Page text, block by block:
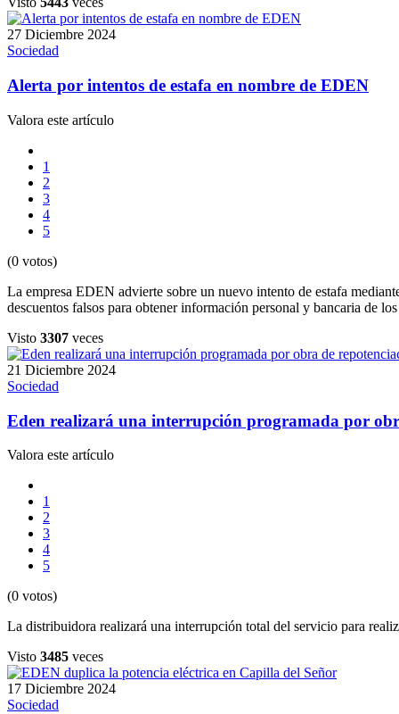
27 Diciembre 2024
Sociedad
Alerta por intentos de estafa en nombre de EDEN
Valora este artículo
1
2
3
4
5
(0 votos)
La empresa EDEN advierte sobre un nuevo intento de estafa
descuentos falsos para obtener información personal y bancaria de
Visto 3307 veces
21 Diciembre 2024
Sociedad
Eden realizará una interrupción programada por
Valora este artículo
1
2
3
4
5
(0 votos)
La distribuidora realizará una interrupción total del servicio para
Visto 3485 veces
17 Diciembre 2024
Sociedad